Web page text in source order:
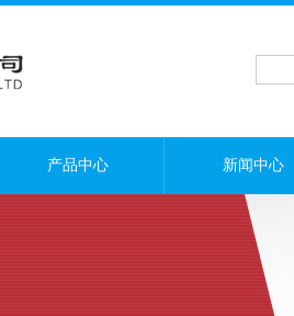
产品中心 新闻中心